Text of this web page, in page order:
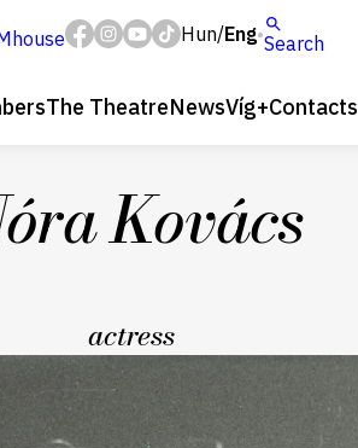
Hun/Eng Search
The TheatreNewsVíg+Contacts
Kovács
actress